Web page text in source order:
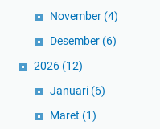
November (4)
Desember (6)
2026 (12)
Januari (6)
Maret (1)